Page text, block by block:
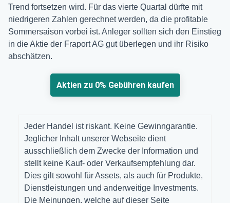
Trend fortsetzen wird. Für das vierte Quartal dürfte mit
niedrigeren Zahlen gerechnet werden, da die profitable
Sommersaison vorbei ist. Anleger sollten sich den Einstieg
in die Aktie der Fraport AG gut überlegen und ihr Risiko
abschätzen.
Aktien zu 0% Gebühren kaufen
Jeder Handel ist riskant. Keine Gewinngarantie.
Jeglicher Inhalt unserer Webseite dient
ausschließlich dem Zwecke der Information und
stellt keine Kauf- oder Verkaufsempfehlung dar.
Dies gilt sowohl für Assets, als auch für Produkte,
Dienstleistungen und anderweitige Investments.
Die Meinungen, welche auf dieser Seite